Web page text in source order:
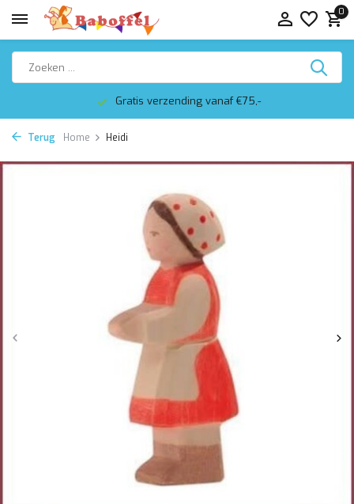
0
Gratis verzending vanaf €75,-
Terug Home Heidi